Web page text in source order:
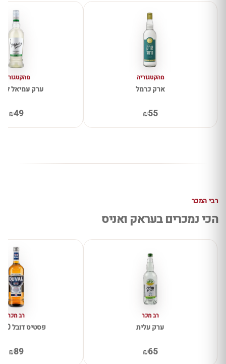
מהקטגוריה
ארק כרמל
₪55
מהקטגוריה
ערק עמיאל
₪49
רבי המכר
הכי נמכרים בעראק ואניס
רב מכר
ערק עלית
₪65
רב מכר
פסטיס דובל 700מייל
₪89